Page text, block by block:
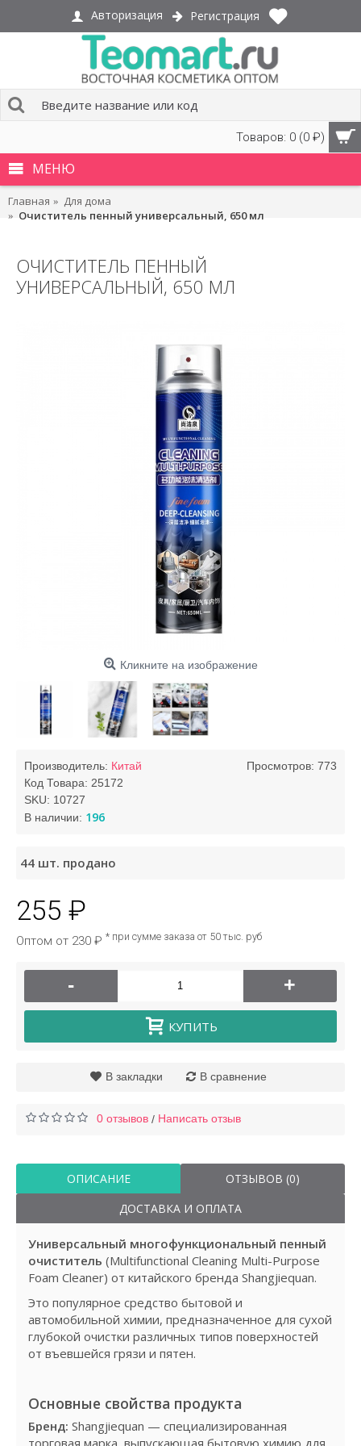
Авторизация Регистрация
Товаров: 0 (0 ₽)
МЕНЮ
Главная
Для дома
Очиститель пенный универсальный, 650 мл
ОЧИСТИТЕЛЬ ПЕННЫЙ
УНИВЕРСАЛЬНЫЙ, 650 МЛ
Кликните на изображение
Просмотров: 773
Производитель: Китай
Код Товара: 25172
SKU: 10727
В наличии: 196
44 шт. продано
255 ₽
Оптом от 230 ₽ * при сумме заказа от 50 тыс. руб
- +
КУПИТЬ
В закладки В сравнение
0 отзывов / Написать отзыв
ОПИСАНИЕ
ОТЗЫВОВ (0)
ДОСТАВКА И ОПЛАТА
Универсальный многофункциональный пенный
очиститель (Multifunctional Cleaning Multi-Purpose
Foam Cleaner) от китайского бренда Shangjiequan.
Это популярное средство бытовой и
автомобильной химии, предназначенное для сухой
глубокой очистки различных типов поверхностей
от въевшейся грязи и пятен.
Основные свойства продукта
Бренд: Shangjiequan — специализированная
торговая марка, выпускающая бытовую химию для